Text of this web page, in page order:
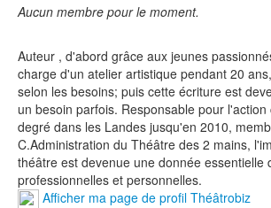
Aucun membre pour le moment.
Auteur , d'abord grâce aux jeunes
charge d'un atelier artistique pendant 20
selon les besoins; puis cette écriture est
un besoin parfois. Responsable pour l'action
degré dans les Landes jusqu'en 2010,
C.Administration du Théâtre des 2 mains,
théâtre est devenue une donnée essentielle
professionnelles et personnelles.
Afficher ma page de profil Théâtrobiz